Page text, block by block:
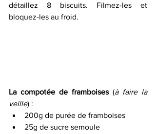
détaillez 8 biscuits. Filmez-les et
bloquez-les au froid.
La compotée de framboises (à faire la
veille) :
200g de purée de framboises
25g de sucre semoule